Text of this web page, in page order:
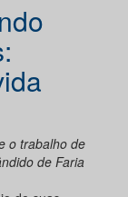
o trabalho de
de Faria